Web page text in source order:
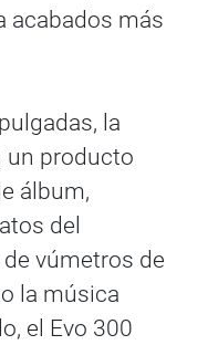
acabados más
la
un producto
álbum,
del
vúmetros de
la música
el Evo 300